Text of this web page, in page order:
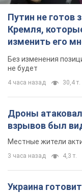
Путин не готов
Кремля,
изменить его
Без изменения
не будет
4 часа назад 30,4 т.
Дроны
взрывов был
Местные жители
3 часа назад 4,3 т.
Украина